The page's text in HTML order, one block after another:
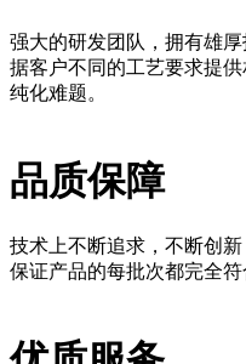
强大的研发团队，拥有雄
据客户不同的工艺要求提
纯化难题。
品质保障
技术上不断追求，不断创
保证产品的每批次都完全符